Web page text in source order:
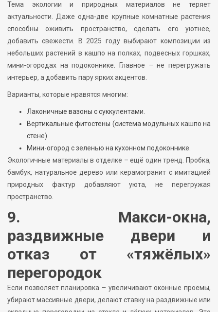
Тема экологии и природных материалов не теряет
актуальности. Даже одна-две крупные комнатные растения
способны оживить пространство, сделать его уютнее,
добавить свежести. В 2025 году выбирают композиции из
небольших растений в кашпо на полках, подвесных горшках,
мини-огородах на подоконнике. Главное – не перегружать
интерьер, а добавить пару ярких акцентов.
Варианты, которые нравятся многим:
Лаконичные вазоны с суккулентами.
Вертикальные фитостены (система модульных кашпо на
стене).
Мини-огород с зеленью на кухонном подоконнике.
Экологичные материалы в отделке – ещё один тренд. Пробка,
бамбук, натуральное дерево или керамогранит с имитацией
природных фактур добавляют уюта, не перегружая
пространство.
9. Макси-окна,
раздвижные двери и
отказ от «тяжёлых»
перегородок
Если позволяет планировка – увеличивают оконные проёмы,
убирают массивные двери, делают ставку на раздвижные или